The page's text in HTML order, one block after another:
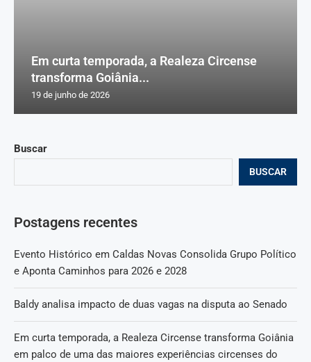
Buscar
BUSCAR
Postagens recentes
Evento Histórico em Caldas Novas Consolida Grupo Político
e Aponta Caminhos para 2026 e 2028
Baldy analisa impacto de duas vagas na disputa ao Senado
Em curta temporada, a Realeza Circense transforma Goiânia
em palco de uma das maiores experiências circenses do
Em curta temporada, a Realeza Circense
transforma Goiânia...
19 de junho de 2026